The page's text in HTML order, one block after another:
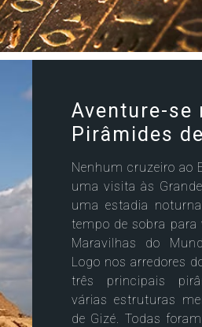
Aventure-se
Pirâmides
Nenhum cruzeiro ao
uma visita às
uma estadia
tempo de sobra
Maravilhas do
Logo nos arredores
três principais
várias estruturas
de Gizé. Todas